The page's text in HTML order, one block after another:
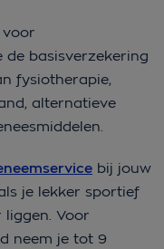
voor
basisverzekering
fysiotherapie,
alternatieve
bij jouw
je lekker sportief
liggen. Voor
neem je tot 9